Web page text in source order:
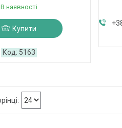
В наявності
Купити
5163